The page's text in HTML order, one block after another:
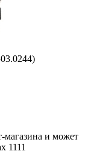
магазина и может
1111